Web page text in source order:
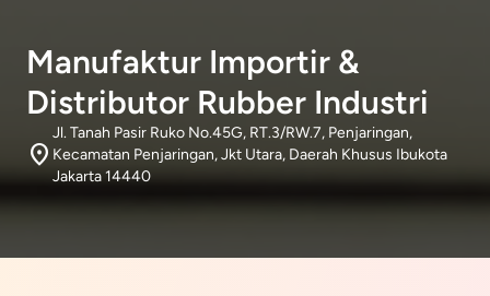
Manufaktur Importir &
Distributor Rubber Industri
location_on
Jl. Tanah Pasir Ruko No.45G, RT.3/RW.7, Penjaringan,
Kecamatan Penjaringan, Jkt Utara, Daerah Khusus Ibukota
Jakarta 14440